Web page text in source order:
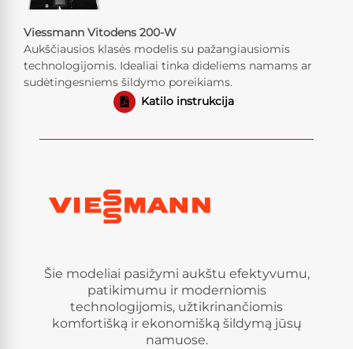
Viessmann Vitodens 200-W
Aukščiausios klasės modelis su pažangiausiomis
technologijomis. Idealiai tinka dideliems namams ar
sudėtingesniems šildymo poreikiams.
Katilo instrukcija
Šie modeliai pasižymi aukštu efektyvumu,
patikimumu ir moderniomis
technologijomis, užtikrinančiomis
komfortišką ir ekonomišką šildymą jūsų
namuose.